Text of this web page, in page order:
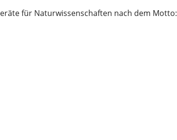
für Naturwissenschaften nach dem Motto: